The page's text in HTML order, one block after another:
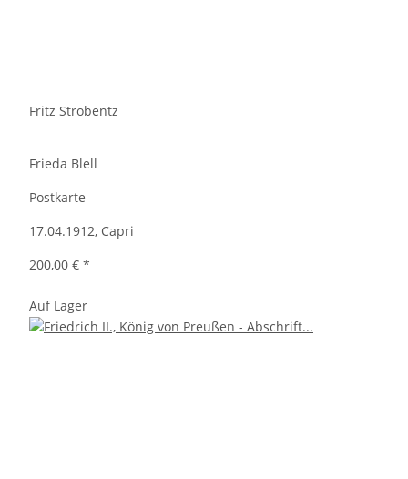
Fritz Strobentz
Frieda Blell
Postkarte
17.04.1912, Capri
200,00 € *
Auf Lager